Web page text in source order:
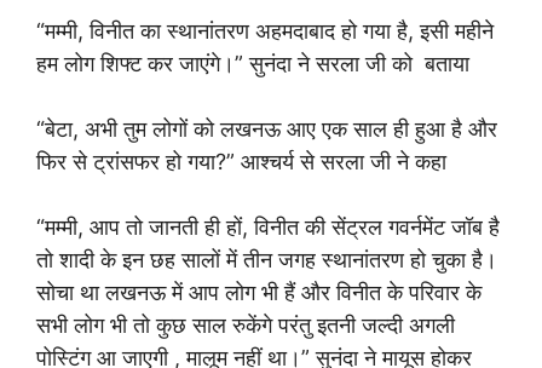
“मम्मी, विनीत का स्थानांतरण अहमदाबाद हो गया है, इसी महीने
हम लोग शिफ्ट कर जाएंगे।” सुनंदा ने सरला जी को बताया
“बेटा, अभी तुम लोगों को लखनऊ आए एक साल ही हुआ है और
फिर से ट्रांसफर हो गया?” आश्चर्य से सरला जी ने कहा
“मम्मी, आप तो जानती ही हों, विनीत की सेंट्रल गवर्नमेंट जॉब है
तो शादी के इन छह सालों में तीन जगह स्थानांतरण हो चुका है।
सोचा था लखनऊ में आप लोग भी हैं और विनीत के परिवार के
सभी लोग भी तो कुछ साल रुकेंगे परंतु इतनी जल्दी अगली
पोस्टिंग आ जाएगी , मालूम नहीं था।” सुनंदा ने मायूस होकर